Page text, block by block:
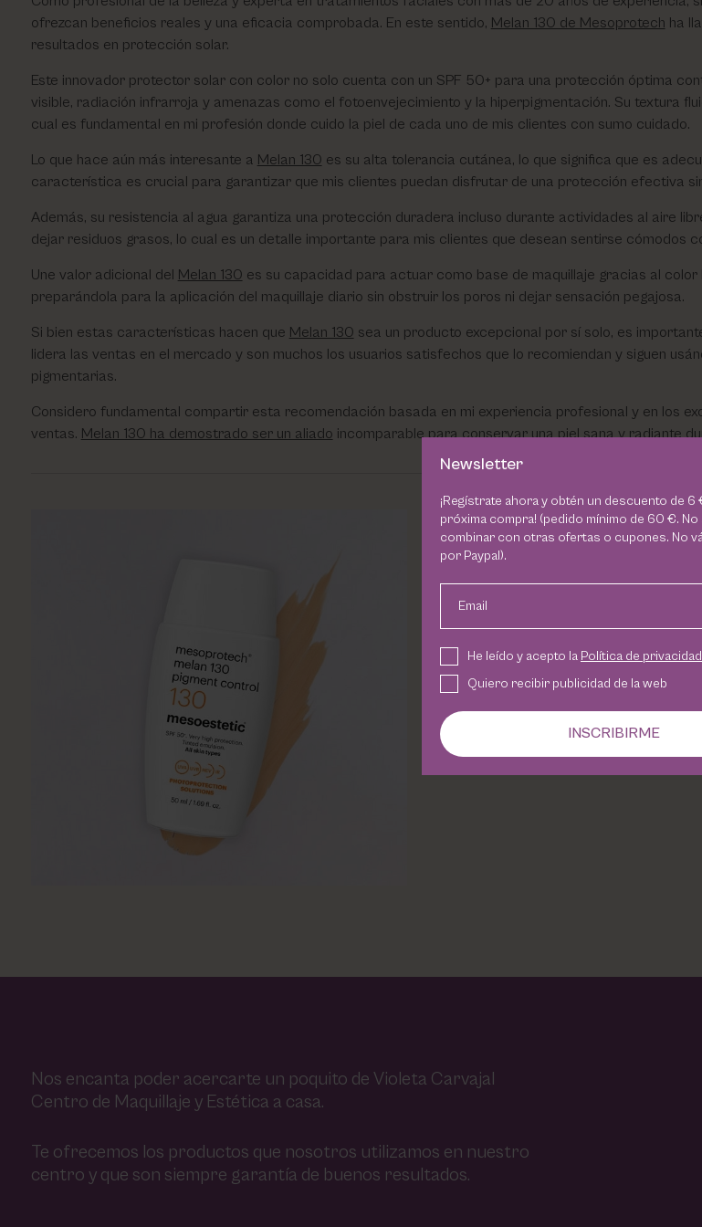
ofrezcan beneficios reales y una eficacia comprobada. En este sentido, Melan 130 de Mesoprotech ha
resultados en protección solar.
Este innovador protector solar con color no solo cuenta con un SPF 50+ para una protección óptima
visible, radiación infrarroja y amenazas como el fotoenvejecimiento y la hiperpigmentación. Su textura
cual es fundamental en mi profesión donde cuido la piel de cada uno de mis clientes con sumo cuidado.
Lo que hace aún más interesante a Melan 130 es su alta tolerancia cutánea, lo que significa que es
característica es crucial para garantizar que mis clientes puedan disfrutar de una protección efectiva
Además, su resistencia al agua garantiza una protección duradera incluso durante actividades al aire
dejar residuos grasos, lo cual es un detalle importante para mis clientes que desean sentirse cómodos
Une valor adicional del Melan 130 es su capacidad para actuar como base de maquillaje gracias al
preparándola para la aplicación del maquillaje diario sin obstruir los poros ni dejar sensación pegajosa.
Si bien estas características hacen que Melan 130 sea un producto excepcional por sí solo, es
lidera las ventas en el mercado y son muchos los usuarios satisfechos que lo recomiendan y siguen
pigmentarias.
Considero fundamental compartir esta recomendación basada en mi experiencia profesional y en los
ventas. Melan 130 ha demostrado ser un aliado incomparable para conservar una piel sana y radiante
Nos encanta poder acercarte un poquito de Violeta Carvajal
Centro de Maquillaje y Estética a casa.
Te ofrecemos los productos que nosotros utilizamos en nuestro
centro y que son siempre garantía de buenos resultados.
Newsletter
¡Regístrate ahora y obtén un descuento de 6
próxima compra! (pedido mínimo de 60 €. No
combinar con otras ofertas o cupones. No
por Paypal).
Email
He leído y acepto la Política de privacidad
Quiero recibir publicidad de la web
INSCRIBIRME
Victoria Vynn